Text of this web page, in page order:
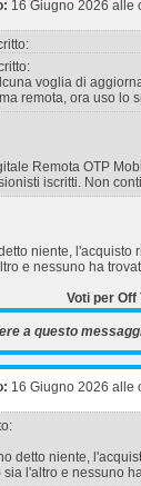
16 Giugno 2026 alle
voglia di
remota, ora uso lo
Remota OTP
iscritti. Non
niente,
e nessuno ha
Voti per Off
a questo
16 Giugno 2026 alle
detto niente,
sia l'altro e nessuno